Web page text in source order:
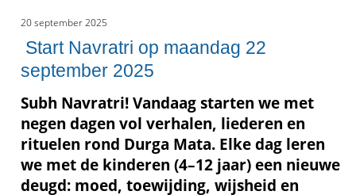
20 september 2025
Start Navratri op maandag 22
september 2025
Subh Navratri! Vandaag starten we met
negen dagen vol verhalen, liederen en
rituelen rond Durga Mata. Elke dag leren
we met de kinderen (4–12 jaar) een nieuwe
deugd: moed, toewijding, wijsheid en